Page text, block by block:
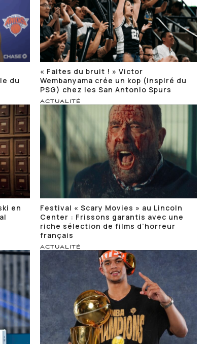
du
« Faites du bruit ! » Victor
Wembanyama crée un kop (inspiré du
PSG) chez les San Antonio Spurs
ACTUALITÉ
en
Festival « Scary Movies » au Lincoln
Center : Frissons garantis avec une
riche sélection de films d’horreur
français
ACTUALITÉ